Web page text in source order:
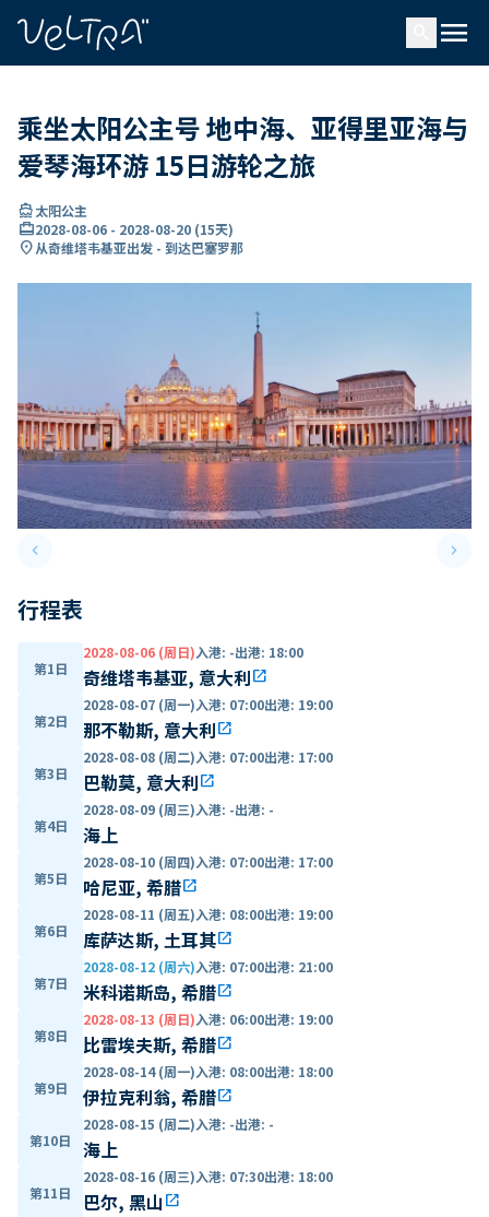
menu
乘坐太阳公主号 地中海、亚得里亚海与
爱琴海环游 15日游轮之旅
directions_boat太阳公主
card_travel2028-08-06 - 2028-08-20 (15天)
location_on从奇维塔韦基亚出发 - 到达巴塞罗那
keyboard_arrow_leftPrevious slide keyboard_arrow_right
行程表
第1日
2028-08-06 (周日)入港: -出港: 18:00
奇维塔韦基亚, 意大利open_in_new
第2日
2028-08-07 (周一)入港: 07:00出港: 19:00
那不勒斯, 意大利open_in_new
第3日
2028-08-08 (周二)入港: 07:00出港: 17:00
巴勒莫, 意大利open_in_new
第4日
2028-08-09 (周三)入港: -出港: -
海上
第5日
2028-08-10 (周四)入港: 07:00出港: 17:00
哈尼亚, 希腊open_in_new
第6日
2028-08-11 (周五)入港: 08:00出港: 19:00
库萨达斯, 土耳其open_in_new
第7日
2028-08-12 (周六)入港: 07:00出港: 21:00
米科诺斯岛, 希腊open_in_new
第8日
2028-08-13 (周日)入港: 06:00出港: 19:00
比雷埃夫斯, 希腊open_in_new
第9日
2028-08-14 (周一)入港: 08:00出港: 18:00
伊拉克利翁, 希腊open_in_new
第10日
2028-08-15 (周二)入港: -出港: -
海上
第11日
2028-08-16 (周三)入港: 07:30出港: 18:00
巴尔, 黑山 open_in_new